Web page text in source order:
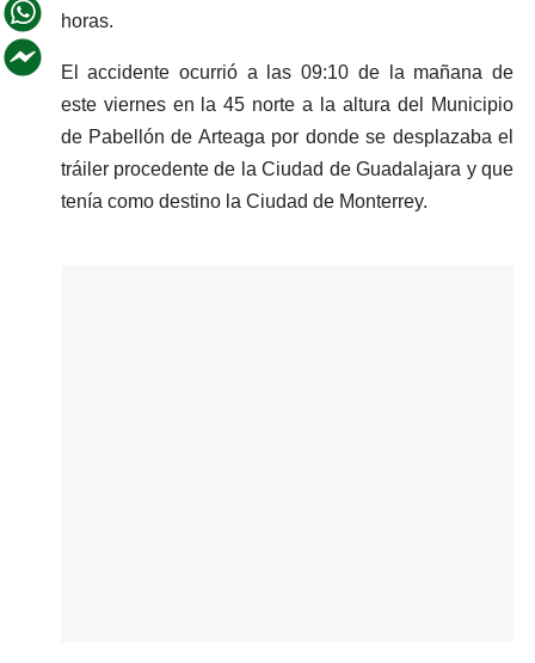
horas.
El accidente ocurrió a las 09:10 de la mañana de
este viernes en la 45 norte a la altura del Municipio
de Pabellón de Arteaga por donde se desplazaba el
tráiler procedente de la Ciudad de Guadalajara y que
tenía como destino la Ciudad de Monterrey.